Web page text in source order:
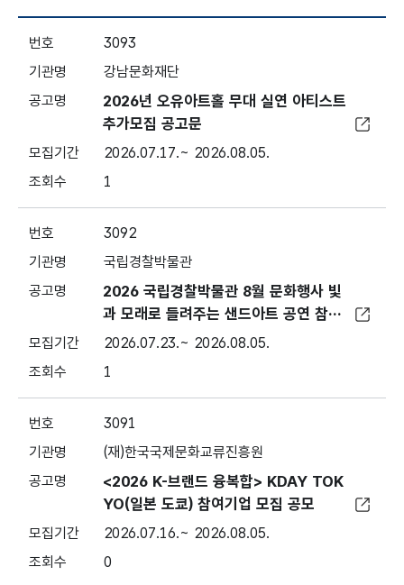
3093
강남문화재단
2026년 오유아트홀 무대 실연 아티스트
추가모집 공고문
2026.07.17.~ 2026.08.05.
1
3092
국립경찰박물관
2026 국립경찰박물관 8월 문화행사 빛
과 모래로 들려주는 샌드아트 공연 참가
자 모집
2026.07.23.~ 2026.08.05.
1
3091
(재)한국국제문화교류진흥원
<2026 K-브랜드 융복합> KDAY TOK
YO(일본 도쿄) 참여기업 모집 공모
2026.07.16.~ 2026.08.05.
0